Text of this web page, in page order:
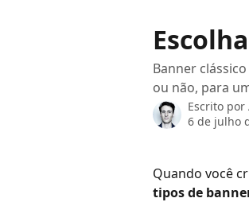
Banner
ou não, para
Escrito por
6 de julho
Quando você
tipos de